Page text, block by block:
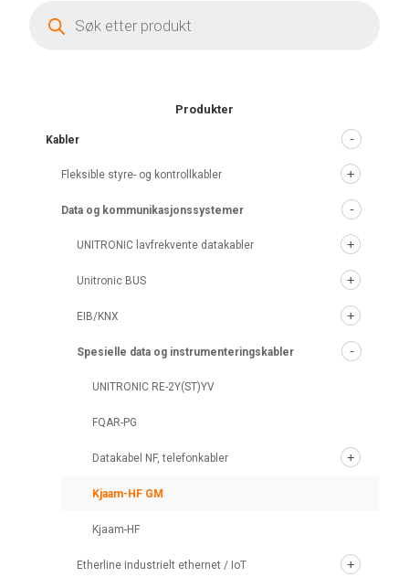
search
Produkter
Kabler
Fleksible styre- og kontrollkabler
Data og kommunikasjonssystemer
UNITRONIC lavfrekvente datakabler
Unitronic BUS
EIB/KNX
Spesielle data og instrumenteringskabler
UNITRONIC RE-2Y(ST)YV
FQAR-PG
Datakabel NF, telefonkabler
Kjaam-HF GM
Kjaam-HF
Etherline industrielt ethernet / IoT